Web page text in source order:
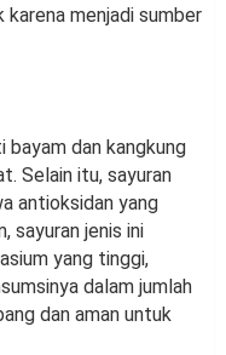
menjadi sumber
bayam dan kangkung
Selain itu, sayuran
antioksidan yang
sayuran jenis ini
yang tinggi,
dalam jumlah
dan aman untuk